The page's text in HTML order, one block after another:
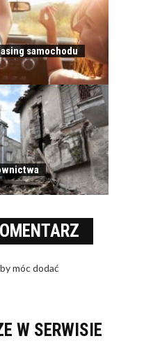
samochodu
móc dodać
W SERWISIE